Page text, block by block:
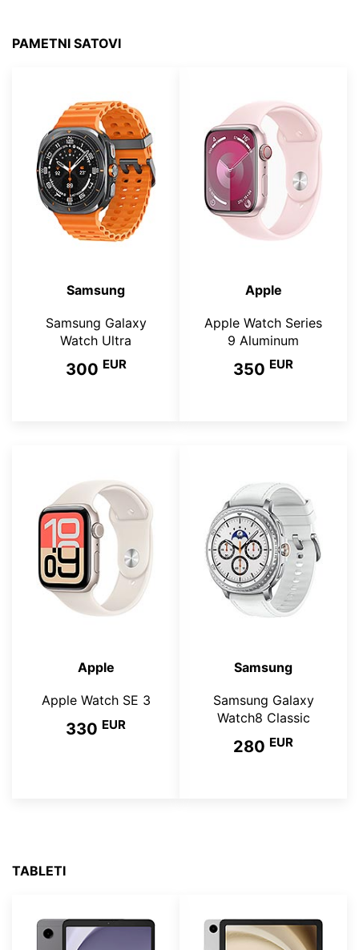
PAMETNI SATOVI
Samsung
Samsung Galaxy
Watch Ultra
300 EUR
Apple
Apple Watch Series
9 Aluminum
350 EUR
Apple
Apple Watch SE 3
330 EUR
Samsung
Samsung Galaxy
Watch8 Classic
280 EUR
TABLETI